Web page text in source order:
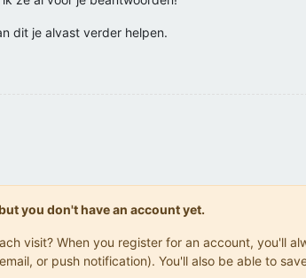
dit je alvast verder helpen.
you don't have an account yet.
visit? When you register for an account, you'll
or push notification). You'll also be able to